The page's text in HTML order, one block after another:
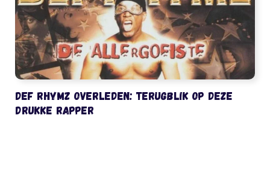
Def Rhymz overleden: terugblik op deze
drukke rapper